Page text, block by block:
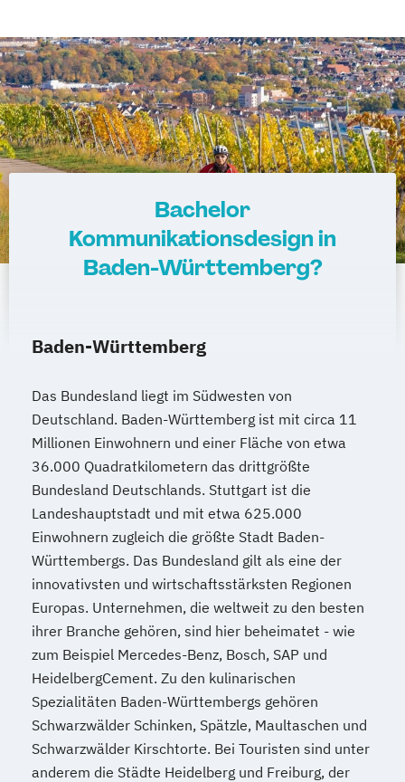
Bachelor
Kommunikationsdesign in
Baden-Württemberg?
Baden-Württemberg
Das Bundesland liegt im Südwesten von
Deutschland. Baden-Württemberg ist mit circa 11
Millionen Einwohnern und einer Fläche von etwa
36.000 Quadratkilometern das drittgrößte
Bundesland Deutschlands. Stuttgart ist die
Landeshauptstadt und mit etwa 625.000
Einwohnern zugleich die größte Stadt Baden-
Württembergs. Das Bundesland gilt als eine der
innovativsten und wirtschaftsstärksten Regionen
Europas. Unternehmen, die weltweit zu den besten
ihrer Branche gehören, sind hier beheimatet - wie
zum Beispiel Mercedes-Benz, Bosch, SAP und
HeidelbergCement. Zu den kulinarischen
Spezialitäten Baden-Württembergs gehören
Schwarzwälder Schinken, Spätzle, Maultaschen und
Schwarzwälder Kirschtorte. Bei Touristen sind unter
anderem die Städte Heidelberg und Freiburg, der